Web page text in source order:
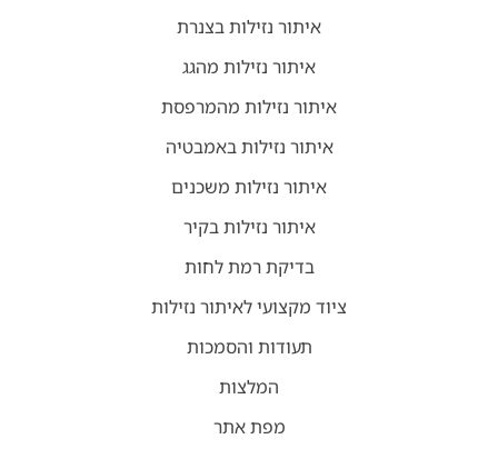
איתור נזילות בצנרת
איתור נזילות מהגג
איתור נזילות מהמרפסת
איתור נזילות באמבטיה
איתור נזילות משכנים
איתור נזילות בקיר
בדיקת רמת לחות
ציוד מקצועי לאיתור נזילות
תעודות והסמכות
המלצות
מפת אתר